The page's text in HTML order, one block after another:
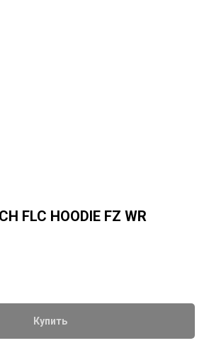
FLC HOODIE FZ WR
Купить